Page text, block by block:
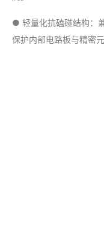
● 轻量化抗磕碰结构：
保护内部电路板与精密元